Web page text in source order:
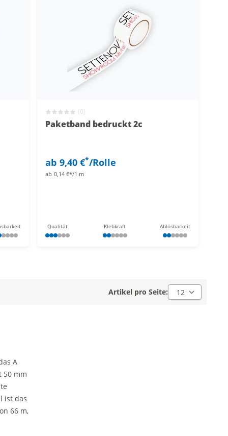
(0)
Paketband bedruckt 2c
ab 9,40 €*/Rolle
ab 0,14 €*/1 m
Qualität Klebkraft Ablösbarkeit
Artikel pro Seite: Artikel pro Seite:
A
50 mm
ist das
66 m,